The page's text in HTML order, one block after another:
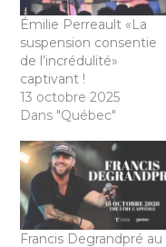
Émilie Perreault «La
suspension consentie
de l’incrédulité»
captivant !
13 octobre 2025
Dans "Québec"
Francis Degrandpré au